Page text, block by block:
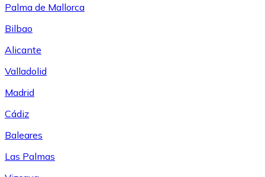
Palma de Mallorca
Bilbao
Alicante
Valladolid
Madrid
Cádiz
Baleares
Las Palmas